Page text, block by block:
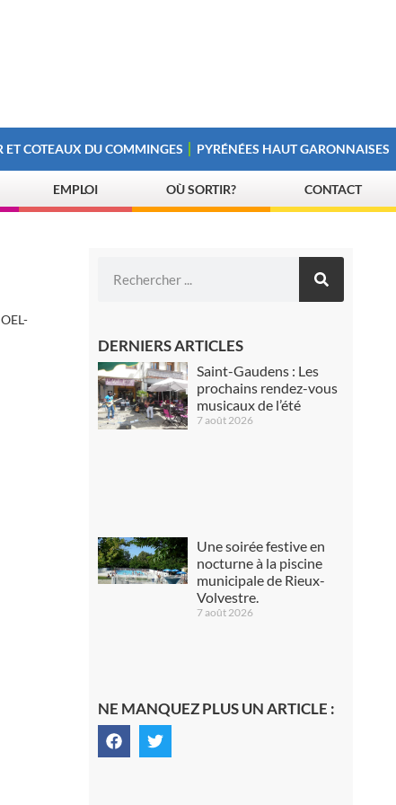
ET COTEAUX DU COMMINGES PYRÉNÉES HAUT GARONNAISES
EMPLOI OÙ SORTIR? CONTACT
DERNIERS ARTICLES
Saint-Gaudens : Les
prochains rendez-vous
musicaux de l’été
7 août 2026
Une soirée festive en
nocturne à la piscine
municipale de Rieux-
Volvestre.
7 août 2026
NE MANQUEZ PLUS UN ARTICLE :